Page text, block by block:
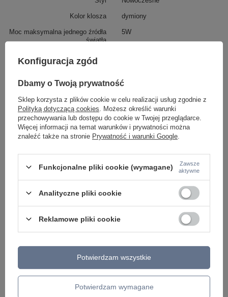
Podmiot odpowiedzialny za ten
produkt na terenie UE
Kolor klosza dymiony
Moc maksymalna jednego źródła
światła
5W
Z tej samej serii:
Kinkiet do salonu Meolo 1xE14 Italux WL-40825-1-
Kinkiet Meolo klosz
40825-1-GD
148,00 zł
Konfiguracja zgód
Dbamy o Twoją prywatność
Sklep korzysta z plików cookie w celu realizacji usług zgodnie z
Polityką dotyczącą cookies . Możesz określić warunki
przechowywania lub dostępu do cookie w Twojej przeglądarce.
Więcej informacji na temat warunków i prywatności można
znaleźć także na stronie Prywatność i warunki Google
Funkcjonalne pliki cookie (wymagane)
Zawsze
aktywne
Analityczne pliki cookie
Reklamowe pliki cookie
Potwierdzam wymagane
Potwierdzam wszystkie